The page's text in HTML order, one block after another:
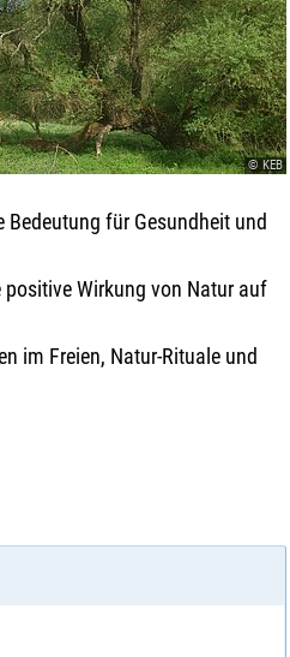
© KEB
Bedeutung für Gesundheit und
Wirkung von Natur auf
im Freien, Natur-Rituale und